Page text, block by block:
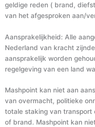
geldige reden ( brand,
van het afgesproken aan/
Aansprakelijkheid: Alle
Nederland van kracht
aansprakelijk worden
regelgeving van een land
Mashpoint kan niet aan
van overmacht, politieke
totale staking van transport
of brand. Mashpoint kan